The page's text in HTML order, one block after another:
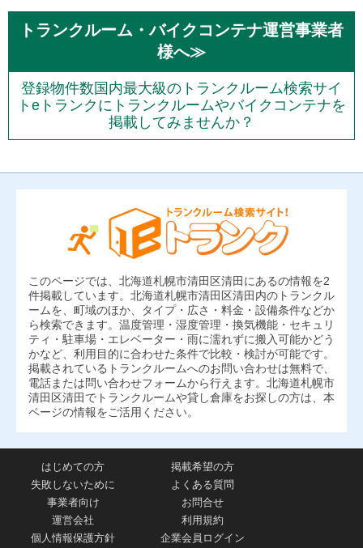
トランクルーム・バイクコンテナ運営事業者
様へ≫
登録物件数国内最大級のトランクルーム検索サイ
トeトランクにトランクルームやバイクコンテナを
掲載してみませんか？
このページでは、北海道札幌市清田区清田にあるの情報を2
件掲載しています。北海道札幌市清田区清田内のトランクル
ームを、町域のほか、タイプ・広さ・料金・設備条件などか
ら検索できます。温度管理・湿度管理・換気機能・セキュリ
ティ・駐車場・エレベーター・雨に濡れずに搬入可能かどう
かなど、利用目的に合わせた条件で比較・検討が可能です。
掲載されているトランクルームへのお問い合わせは無料で、
電話または問い合わせフォームから行えます。北海道札幌市
清田区清田でトランクルームや貸し倉庫をお探しの方は、本
ページの情報をご活用ください。
はじめての方
掲載希望の方
失敗しないために
よくある質問
事業者向け
お問合せ
運営会社
利用規約
個人情報保護方針
企業会員ログイン